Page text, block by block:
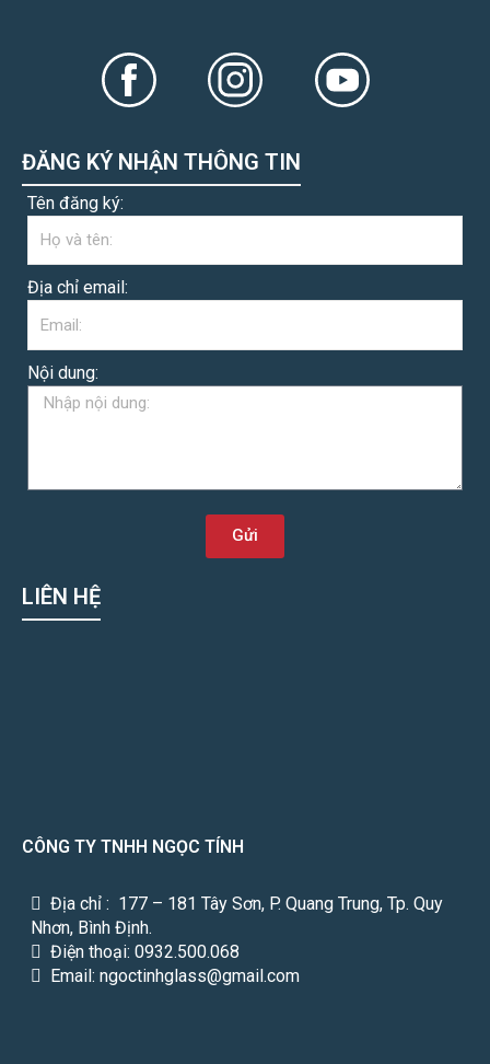
ĐĂNG KÝ NHẬN THÔNG TIN
Tên đăng ký:
Địa chỉ email:
Nội dung:
Gửi
LIÊN HỆ
CÔNG TY TNHH NGỌC TÍNH
Địa chỉ : 177 – 181 Tây Sơn, P. Quang Trung, Tp. Quy
Nhơn, Bình Định.
Điện thoại: 0932.500.068
Email: ngoctinhglass@gmail.com